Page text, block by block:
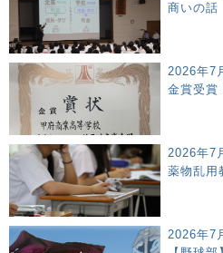
商いの話
2026年7
金賞受
2026年7
薬物乱用
2026年7